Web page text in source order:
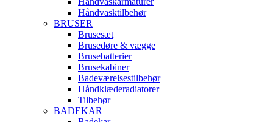
Håndvasktilbehør
BRUSER
Brusesæt
Brusedøre & vægge
Brusebatterier
Brusekabiner
Badeværelsestilbehør
Håndklæderadiatorer
Tilbehør
BADEKAR